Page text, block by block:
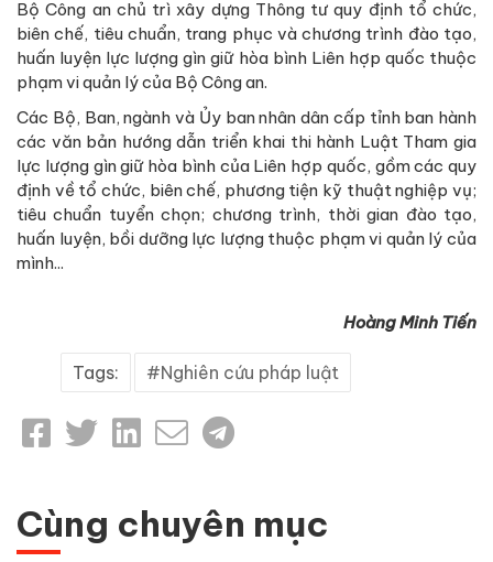
Bộ Công an chủ trì xây dựng Thông tư quy định tổ chức,
biên chế, tiêu chuẩn, trang phục và chương trình đào tạo,
huấn luyện lực lượng gìn giữ hòa bình Liên hợp quốc thuộc
phạm vi quản lý của Bộ Công an.
Các Bộ, Ban, ngành và Ủy ban nhân dân cấp tỉnh ban hành
các văn bản hướng dẫn triển khai thi hành Luật Tham gia
lực lượng gìn giữ hòa bình của Liên hợp quốc, gồm các quy
định về tổ chức, biên chế, phương tiện kỹ thuật nghiệp vụ;
tiêu chuẩn tuyển chọn; chương trình, thời gian đào tạo,
huấn luyện, bồi dưỡng lực lượng thuộc phạm vi quản lý của
mình...
Hoàng Minh Tiến
Tags: Nghiên cứu pháp luật
Cùng chuyên mục